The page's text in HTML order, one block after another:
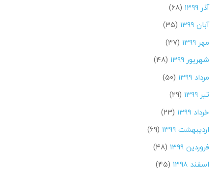
آذر ۱۳۹۹
(۶۸)
آبان ۱۳۹۹
(۳۵)
مهر ۱۳۹۹
(۳۷)
شهریور ۱۳۹۹
(۴۸)
مرداد ۱۳۹۹
(۵۰)
تیر ۱۳۹۹
(۲۹)
خرداد ۱۳۹۹
(۲۳)
اردیبهشت ۱۳۹۹
(۶۹)
فروردین ۱۳۹۹
(۴۸)
اسفند ۱۳۹۸
(۴۵)